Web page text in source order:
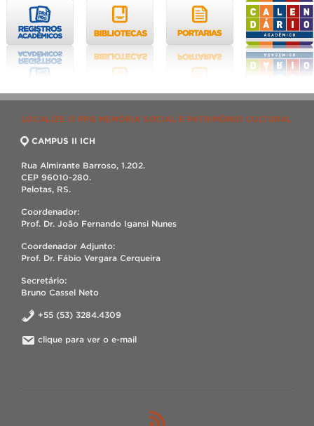
LOCALIZE O PPG MEMÓRIA SOCIAL E PATRIMÔNIO CULTURAL
CAMPUS II ICH
Rua Almirante Barroso, 1.202.
CEP 96010-280.
Pelotas, RS.
Coordenador:
Prof. Dr. João Fernando Igansi Nunes
Coordenador Adjunto:
Prof. Dr. Fábio Vergara Cerqueira
Secretário:
Bruno Cassel Neto
+55 (53) 3284.4309
clique para ver o e-mail